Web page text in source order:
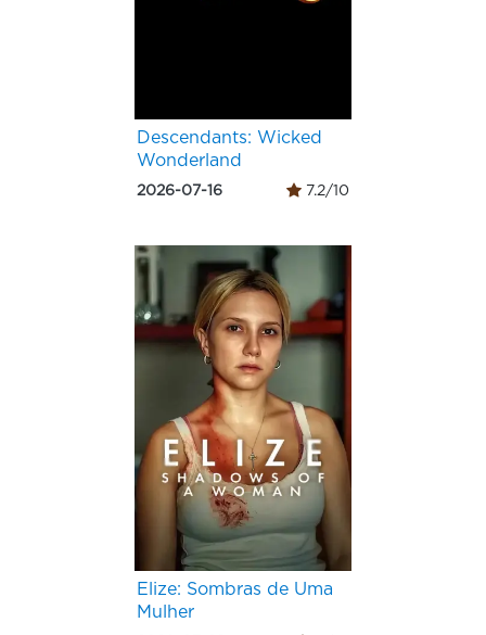
Descendants: Wicked
Wonderland
2026-07-16 7.2/10
Elize: Sombras de Uma
Mulher